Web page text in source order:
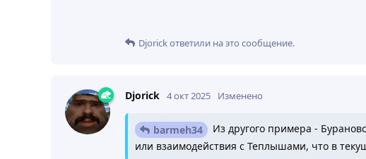
Djorickответили на это сообщение.
Djorick 4 окт 2025 Изменено
barmeh34
Из другого примера -
или взаимодействия с Теплышами, что в